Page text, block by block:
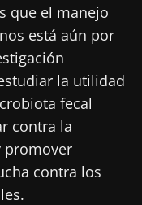
que el manejo
está aún por
la utilidad
fecal
contra la
promover
contra los